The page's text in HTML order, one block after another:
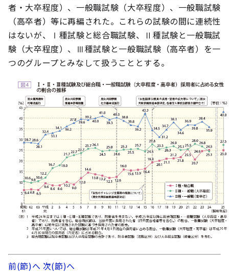
者・大卒程度）、一般職試験（大卒程度）、一般職試験
（高卒者）等に再編された。これらの試験の間に連続性
はないが、Ⅰ種試験と総合職試験、Ⅱ種試験と一般職試
験（大卒程度）、Ⅲ種試験と一般職試験（高卒者）を一
つのグループとみなして扱うこととする。
前(節)へ 次(節)へ